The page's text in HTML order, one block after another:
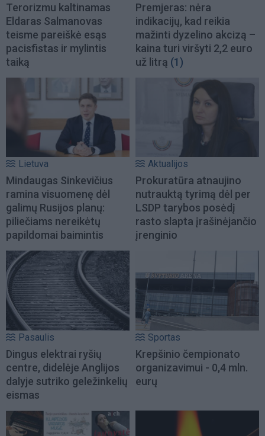
Terorizmu kaltinamas
Eldaras Salmanovas
teisme pareiškė esąs
pacisfistas ir mylintis
taiką
Premjeras: nėra
indikacijų, kad reikia
mažinti dyzelino akcizą –
kaina turi viršyti 2,2 euro
už litrą (1)
Lietuva
Mindaugas Sinkevičius
ramina visuomenę dėl
galimų Rusijos planų:
piliečiams nereikėtų
papildomai baimintis
Aktualijos
Prokuratūra atnaujino
nutrauktą tyrimą dėl per
LSDP tarybos posėdį
rasto slapta įrašinėjančio
įrenginio
Pasaulis
Dingus elektrai ryšių
centre, didelėje Anglijos
dalyje sutriko geležinkelių
eismas
Sportas
Krepšinio čempionato
organizavimui - 0,4 mln.
eurų